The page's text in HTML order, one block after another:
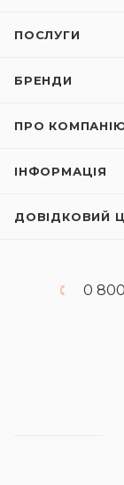
ПОСЛУГИ
БРЕНДИ
ПРО
ІНФОРМАЦІЯ
ДОВІДКОВИЙ
0